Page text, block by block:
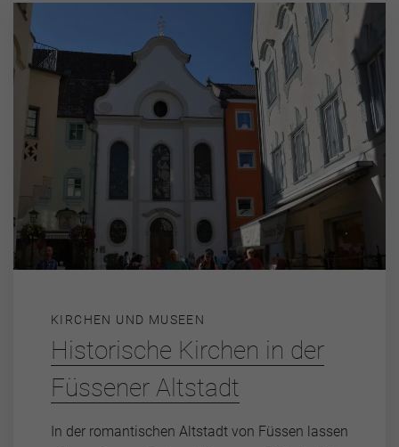
KIRCHEN UND MUSEEN
Historische Kirchen in der
Füssener Altstadt
In der romantischen Altstadt von Füssen lassen